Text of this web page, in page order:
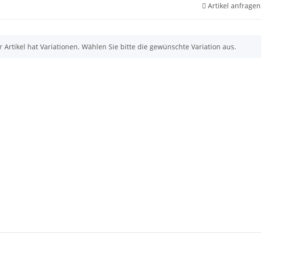
Artikel anfragen
Artikel hat Variationen. Wählen Sie bitte die gewünschte Variation aus.